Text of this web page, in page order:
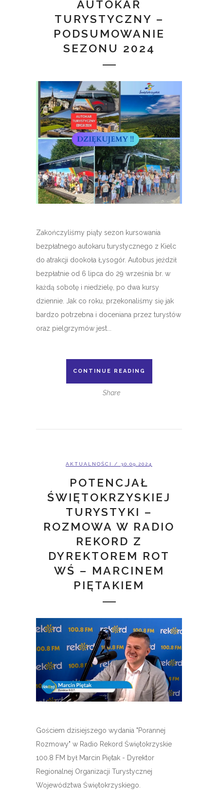
AUTOKAR
TURYSTYCZNY –
PODSUMOWANIE
SEZONU 2024
Zakończyliśmy piąty sezon kursowania
bezpłatnego autokaru turystycznego z Kielc
do atrakcji dookoła Łysogór. Autobus jeździł
bezpłatnie od 6 lipca do 29 września br. w
każdą sobotę i niedzielę, po dwa kursy
dziennie. Jak co roku, przekonaliśmy się jak
bardzo potrzebna i doceniana przez turystów
oraz pielgrzymów jest...
CONTINUE READING
Share
AKTUALNOŚCI / 30.09.2024
POTENCJAŁ
ŚWIĘTOKRZYSKIEJ
TURYSTYKI –
ROZMOWA W RADIO
REKORD Z
DYREKTOREM ROT
WŚ – MARCINEM
PIĘTAKIEM
Gościem dzisiejszego wydania "Porannej
Rozmowy" w Radio Rekord Świętokrzyskie
100.8 FM był Marcin Piętak - Dyrektor
Regionalnej Organizacji Turystycznej
Województwa Świętokrzyskiego.